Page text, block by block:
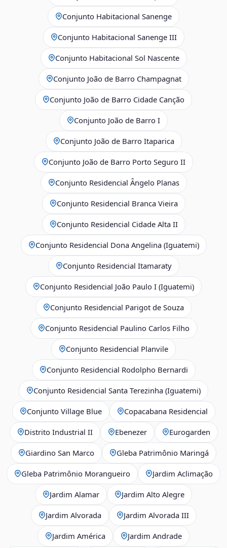
Conjunto Habitacional Sanenge
Conjunto Habitacional Sanenge III
Conjunto Habitacional Sol Nascente
Conjunto João de Barro Champagnat
Conjunto João de Barro Cidade Canção
Conjunto João de Barro I
Conjunto João de Barro Itaparica
Conjunto João de Barro Porto Seguro II
Conjunto Residencial Ângelo Planas
Conjunto Residencial Branca Vieira
Conjunto Residencial Cidade Alta II
Conjunto Residencial Dona Angelina (Iguatemi)
Conjunto Residencial Itamaraty
Conjunto Residencial João Paulo I (Iguatemi)
Conjunto Residencial Parigot de Souza
Conjunto Residencial Paulino Carlos Filho
Conjunto Residencial Planvile
Conjunto Residencial Rodolpho Bernardi
Conjunto Residencial Santa Terezinha (Iguatemi)
Conjunto Village Blue Copacabana Residencial
Distrito Industrial II Ebenezer Eurogarden
Giardino San Marco Gleba Patrimônio Maringá
Gleba Patrimônio Morangueiro Jardim Aclimação
Jardim Alamar Jardim Alto Alegre
Jardim Alvorada Jardim Alvorada III
Jardim América Jardim Andrade